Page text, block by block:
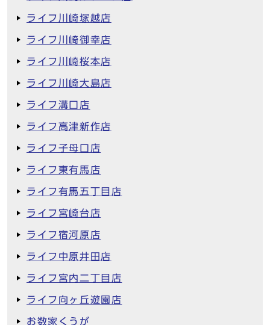
ライフ川崎塚越店
ライフ川崎御幸店
ライフ川崎桜本店
ライフ川崎大島店
ライフ溝口店
ライフ高津新作店
ライフ子母口店
ライフ東有馬店
ライフ有馬五丁目店
ライフ宮崎台店
ライフ宿河原店
ライフ中原井田店
ライフ宮内二丁目店
ライフ向ヶ丘遊園店
お数家くうが